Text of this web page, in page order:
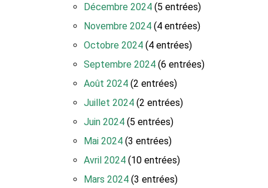
Décembre 2024 (5 entrées)
Novembre 2024 (4 entrées)
Octobre 2024 (4 entrées)
Septembre 2024 (6 entrées)
Août 2024 (2 entrées)
Juillet 2024 (2 entrées)
Juin 2024 (5 entrées)
Mai 2024 (3 entrées)
Avril 2024 (10 entrées)
Mars 2024 (3 entrées)